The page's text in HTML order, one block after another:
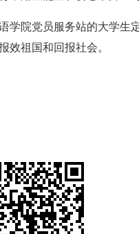
院党员服务站的大学
祖国和回报社会。